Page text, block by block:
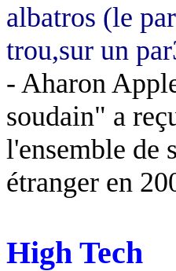
albatros (le
trou,sur un
- Aharon
soudain" a
l'ensemble
étranger en
High Tech